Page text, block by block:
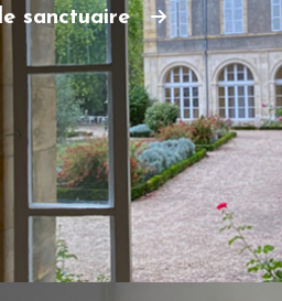
sanctuaire